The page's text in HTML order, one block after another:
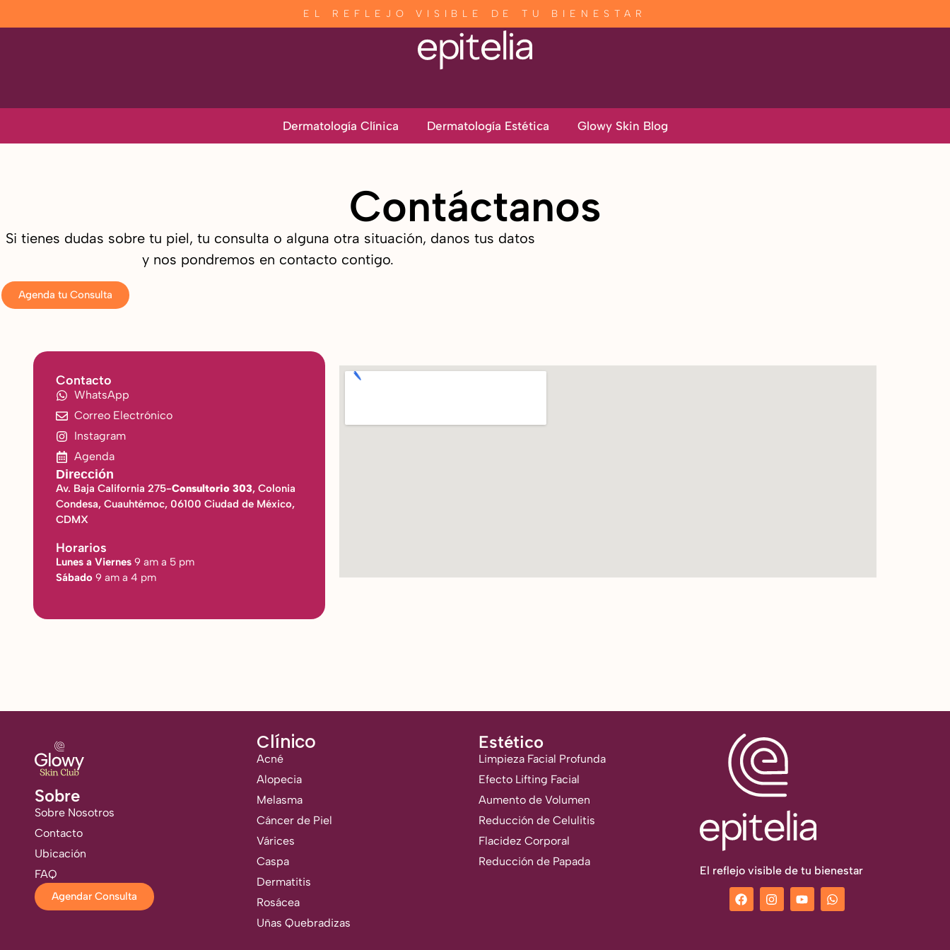
EL REFLEJO VISIBLE DE TU BIENESTAR
Dermatología Clínica Dermatología Estética Glowy Skin Blog
Contáctanos
Si tienes dudas sobre tu piel, tu consulta o alguna otra situación, danos tus datos
y nos pondremos en contacto contigo.
Agenda tu Consulta
Contacto
WhatsApp
Correo Electrónico
Instagram
Agenda
Dirección
Av. Baja California 275-Consultorio 303, Colonia
Condesa, Cuauhtémoc, 06100 Ciudad de México,
CDMX
Horarios
Lunes a Viernes 9 am a 5 pm
Sábado 9 am a 4 pm
Sobre
Sobre Nosotros
Contacto
Ubicación
FAQ
Agendar Consulta
Clínico
Acné
Alopecia
Melasma
Cáncer de Piel
Várices
Caspa
Dermatitis
Rosácea
Uñas Quebradizas
Estético
Limpieza Facial Profunda
Efecto Lifting Facial
Aumento de Volumen
Reducción de Celulitis
Flacidez Corporal
Reducción de Papada
El reflejo visible de tu bienestar